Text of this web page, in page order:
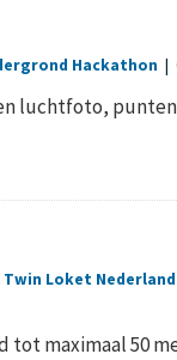
Hackathon |
luchtfoto,
Loket Nederland
maximaal 50